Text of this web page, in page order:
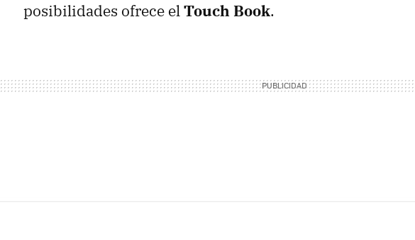
posibilidades ofrece elTouch Book.